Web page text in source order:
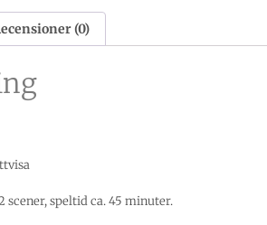
(0)
scener, speltid ca. 45 minuter.